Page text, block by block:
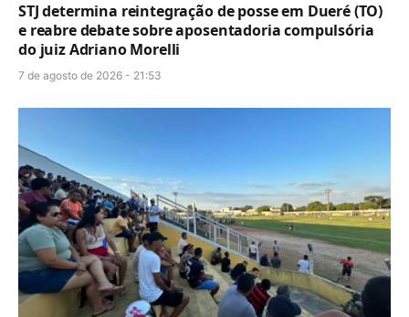
STJ determina reintegração de posse em Dueré (TO)
e reabre debate sobre aposentadoria compulsória
do juiz Adriano Morelli
7 de agosto de 2026 - 21:53